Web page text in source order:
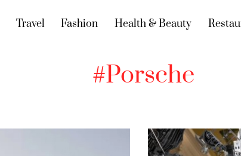
(current)
Travel (current)
Fashion (current)
Health & Beauty (current)
#Porsche